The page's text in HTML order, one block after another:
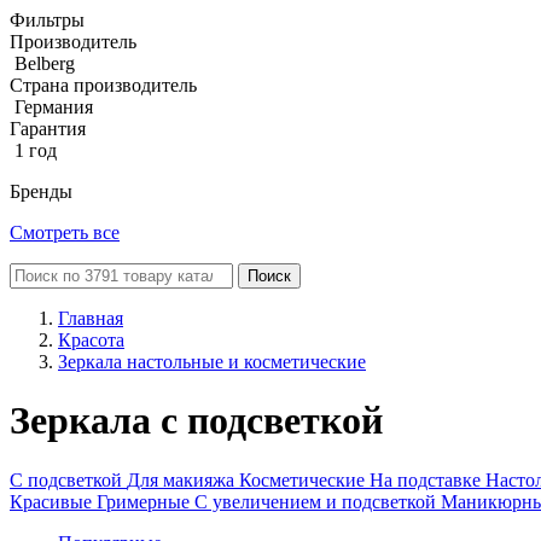
Фильтры
Производитель
Belberg
Страна производитель
Германия
Гарантия
1 год
Бренды
Смотреть все
Поиск
Главная
Красота
Зеркала настольные и косметические
Зеркала с подсветкой
С подсветкой Для макияжа Косметические На подставке
Красивые Гримерные С увеличением и подсветкой